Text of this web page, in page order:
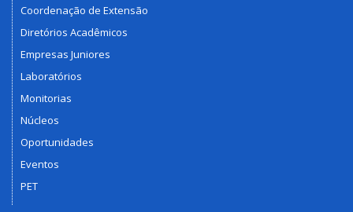
Coordenação de Extensão
Diretórios Acadêmicos
Empresas Juniores
Laboratórios
Monitorias
Núcleos
Oportunidades
Eventos
PET